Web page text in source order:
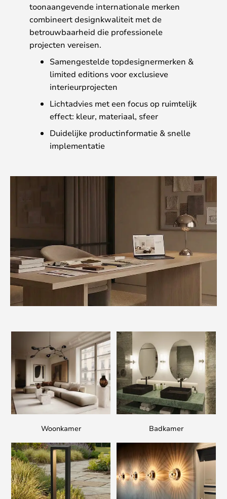
toonaangevende internationale merken
combineert designkwaliteit met de
betrouwbaarheid die professionele
projecten vereisen.
Samengestelde topdesignermerken &
limited editions voor exclusieve
interieurprojecten
Lichtadvies met een focus op ruimtelijk
effect: kleur, materiaal, sfeer
Duidelijke productinformatie & snelle
implementatie
Woonkamer Badkamer